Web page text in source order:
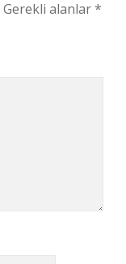
Gerekli alanlar*